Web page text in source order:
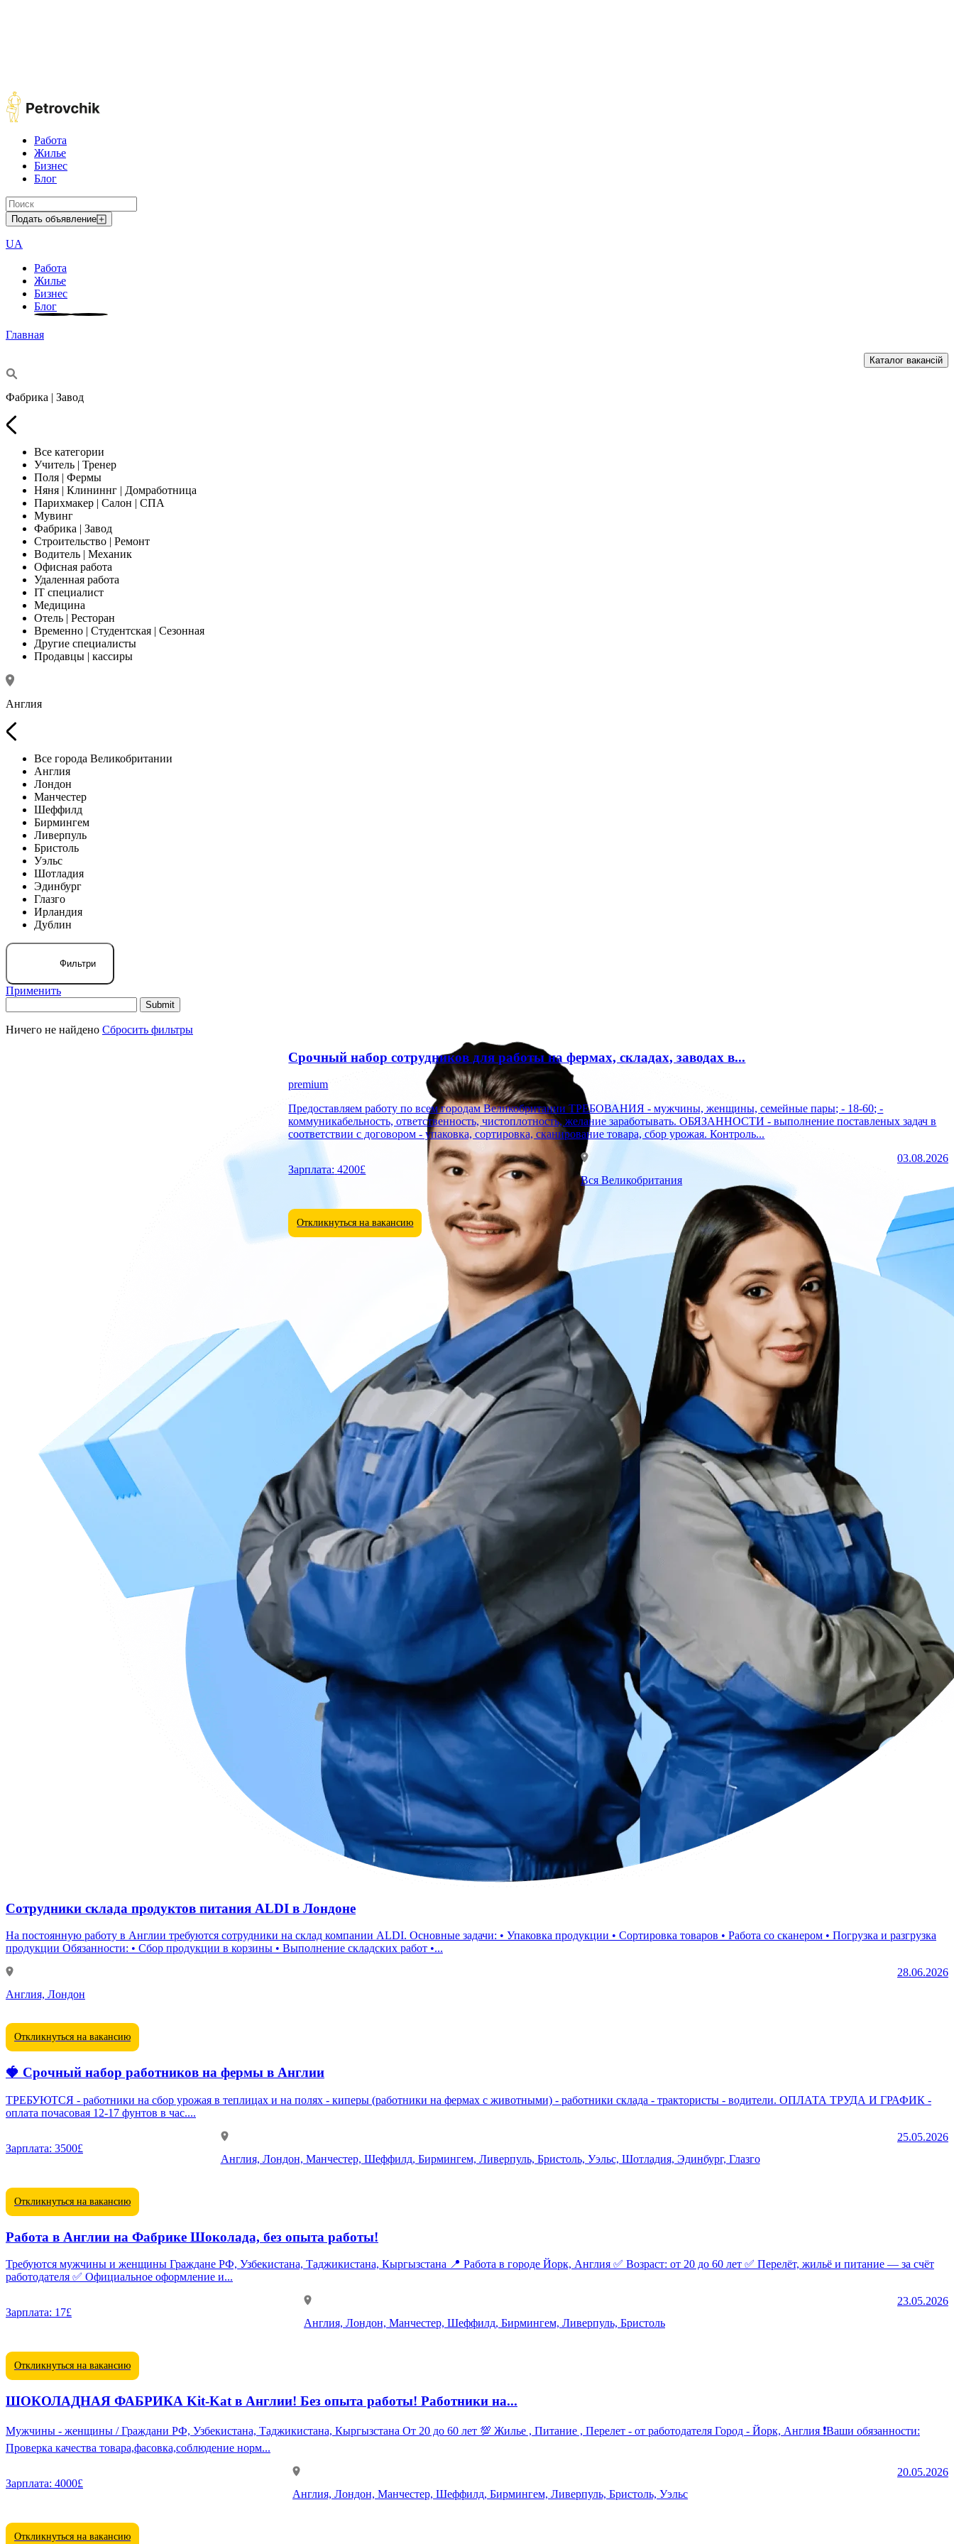
Работа
Жилье
Бизнес
Блог
Подать объявление
UA
Работа
Жилье
Бизнес
Блог
Главная
Каталог вакансій
Фабрика | Завод
Все категории
Учитель | Тренер
Поля | Фермы
Няня | Клининнг | Домработница
Парихмакер | Салон | СПА
Мувинг
Фабрика | Завод
Строительство | Ремонт
Водитель | Механик
Офисная работа
Удаленная работа
IT специалист
Медицина
Отель | Ресторан
Временно | Студентская | Сезонная
Другие специалисты
Продавцы | кассиры
Англия
Все города Великобритании
Англия
Лондон
Манчестер
Шеффилд
Бирмингем
Ливерпуль
Бристоль
Уэльс
Шотладия
Эдинбург
Глазго
Ирландия
Дублин
Фильтри
Применить
Ничего не найдено Сбросить фильтры
Срочный набор сотрудников для работы на фермах, складах, заводах в...
premium
Предоставляем работу по всем городам Великобритании ТРЕБОВАНИЯ - мужчины, женщины, семейные пары; - 18-60; -
коммуникабельность, ответственность, чистоплотность, желание заработывать. ОБЯЗАННОСТИ - выполнение поставленых задач в
соответствии с договором - упаковка, сортировка, сканирование товара, сбор урожая. Контроль...
Зарплата: 4200£
Вся Великобритания
03.08.2026
Откликнуться на вакансию
Сотрудники склада продуктов питания ALDI в Лондоне
На постоянную работу в Англии требуются сотрудники на склад компании ALDI. Основные задачи: • Упаковка продукции • Сортировка товаров • Работа со сканером • Погрузка и разгрузка
продукции Обязанности: • Сбор продукции в корзины • Выполнение складских работ •...
Англия, Лондон
28.06.2026
Откликнуться на вакансию
🍓 Срочный набор работников на фермы в Англии
ТРЕБУЮТСЯ - работники на сбор урожая в теплицах и на полях - киперы (работники на фермах с животными) - работники склада - трактористы - водители. ОПЛАТА ТРУДА И ГРАФИК -
оплата почасовая 12-17 фунтов в час....
Зарплата: 3500£
Англия, Лондон, Манчестер, Шеффилд, Бирмингем, Ливерпуль, Бристоль, Уэльс, Шотладия, Эдинбург, Глазго
25.05.2026
Откликнуться на вакансию
Работа в Англии на Фабрике Шоколада, без опыта работы!
Требуются мужчины и женщины Граждане РФ, Узбекистана, Таджикистана, Кыргызстана 📍 Работа в городе Йорк, Англия ✅ Возраст: от 20 до 60 лет ✅ Перелёт, жильё и питание — за счёт
работодателя ✅ Официальное оформление и...
Зарплата: 17£
Англия, Лондон, Манчестер, Шеффилд, Бирмингем, Ливерпуль, Бристоль
23.05.2026
Откликнуться на вакансию
ШОКОЛАДНАЯ ФАБРИКА Kit-Kat в Англии! Без опыта работы! Работники на...
Мужчины - женщины / Граждани РФ, Узбекистана, Таджикистана, Кыргызстана От 20 до 60 лет 💯 Жилье , Питание , Перелет - от работодателя Город - Йорк, Англия ❗️Ваши обязанности:
Проверка качества товара,фасовка,соблюдение норм...
Зарплата: 4000£
Англия, Лондон, Манчестер, Шеффилд, Бирмингем, Ливерпуль, Бристоль, Уэльс
20.05.2026
Откликнуться на вакансию